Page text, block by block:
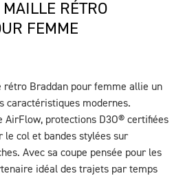
MAILLE RÉTRO
FEMME
rétro Braddan pour femme allie un
caractéristiques modernes.
AirFlow, protections D3O® certifiées
le col et bandes stylées sur
Avec sa coupe pensée pour les
idéal des trajets par temps